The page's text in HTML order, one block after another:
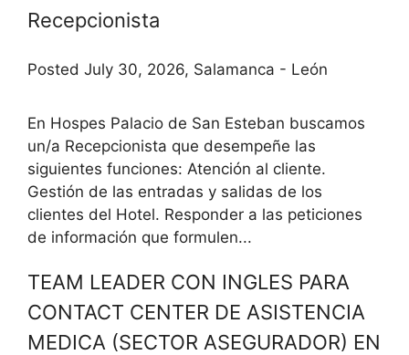
Recepcionista
Posted July 30, 2026, Salamanca - León
En Hospes Palacio de San Esteban buscamos
un/a Recepcionista que desempeñe las
siguientes funciones: Atención al cliente.
Gestión de las entradas y salidas de los
clientes del Hotel. Responder a las peticiones
de información que formulen...
TEAM LEADER CON INGLES PARA
CONTACT CENTER DE ASISTENCIA
MEDICA (SECTOR ASEGURADOR) EN